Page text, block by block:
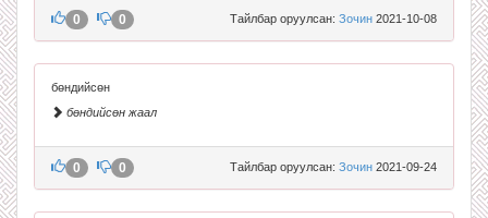
Тайлбар оруулсан: Зочин 2021-10-08
0 0
бөндийсөн
бөндийсөн жаал
Тайлбар оруулсан: Зочин 2021-09-24
0 0